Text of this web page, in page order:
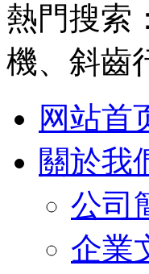
熱門搜索
機、斜齒
网站首
關於我
公司
企業